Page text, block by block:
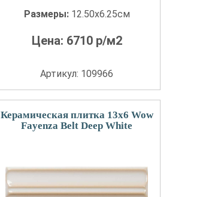
Размеры: 12.50x6.25см
Цена: 6710р/м2
Артикул: 109966
Керамическая плитка 13x6 Wow
Fayenza Belt Deep White